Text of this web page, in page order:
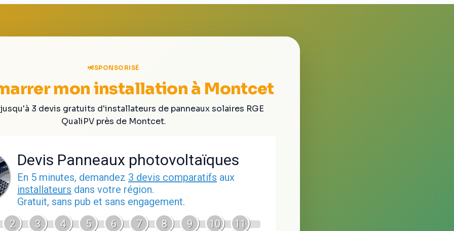
SPONSORISÉ
mon installation à Montcet
3 devis gratuits d'installateurs de panneaux solaires RGE
QualiPV près de Montcet.
Devis Panneaux photovoltaïques
En 5 minutes, demandez 3 devis comparatifs aux
installateurs dans votre région.
Gratuit, sans pub et sans engagement.
2
3 4 5 6 7 8 9 10 11